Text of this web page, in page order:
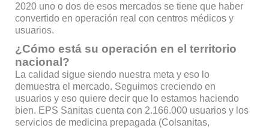
2020 uno o dos de esos mercados se tiene que haber
convertido en operación real con centros médicos y
usuarios.
¿Cómo está su operación en el territorio
nacional?
La calidad sigue siendo nuestra meta y eso lo
demuestra el mercado. Seguimos creciendo en
usuarios y eso quiere decir que lo estamos haciendo
bien. EPS Sanitas cuenta con 2.166.000 usuarios y los
servicios de medicina prepagada (Colsanitas,